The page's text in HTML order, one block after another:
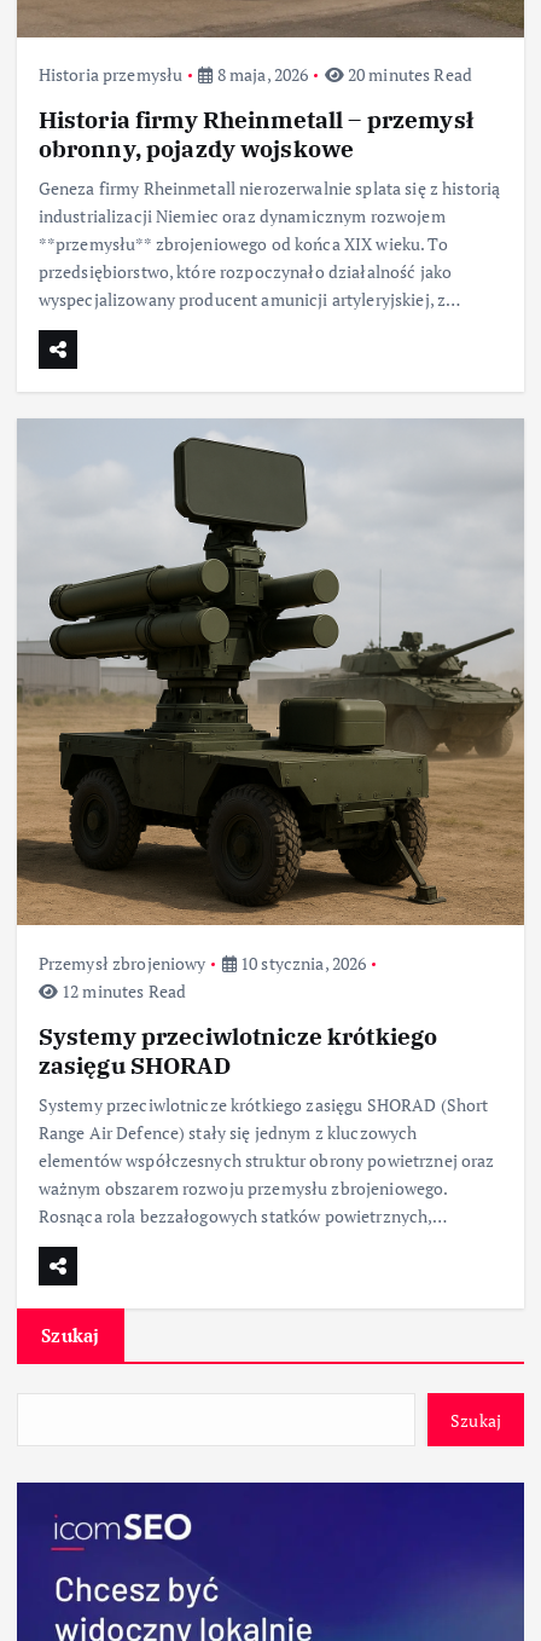
Historia przemysłu 8 maja, 2026 20 minutes Read
Historia firmy Rheinmetall – przemysł
obronny, pojazdy wojskowe
Geneza firmy Rheinmetall nierozerwalnie splata się z historią
industrializacji Niemiec oraz dynamicznym rozwojem
**przemysłu** zbrojeniowego od końca XIX wieku. To
przedsiębiorstwo, które rozpoczynało działalność jako
wyspecjalizowany producent amunicji artyleryjskiej, z…
Przemysł zbrojeniowy
10 stycznia, 2026
12 minutes Read
Systemy przeciwlotnicze krótkiego
zasięgu SHORAD
Systemy przeciwlotnicze krótkiego zasięgu SHORAD (Short
Range Air Defence) stały się jednym z kluczowych
elementów współczesnych struktur obrony powietrznej oraz
ważnym obszarem rozwoju przemysłu zbrojeniowego.
Rosnąca rola bezzałogowych statków powietrznych,…
Szukaj
Szukaj